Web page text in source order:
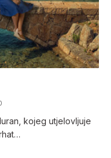
kojeg utjelovljuje